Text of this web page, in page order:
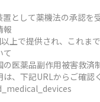
として薬機法の承認を
報
上で提供され、これま
て
医薬品副作用被害救済
、下記URLからご確認